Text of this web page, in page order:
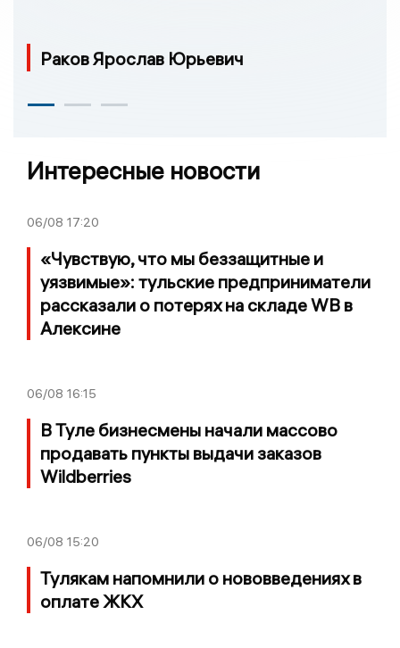
Раков Ярослав Юрьевич
Интересные новости
06/08 17:20
«Чувствую, что мы беззащитные и
уязвимые»: тульские предприниматели
рассказали о потерях на складе WB в
Алексине
06/08 16:15
В Туле бизнесмены начали массово
продавать пункты выдачи заказов
Wildberries
06/08 15:20
Тулякам напомнили о нововведениях в
оплате ЖКХ